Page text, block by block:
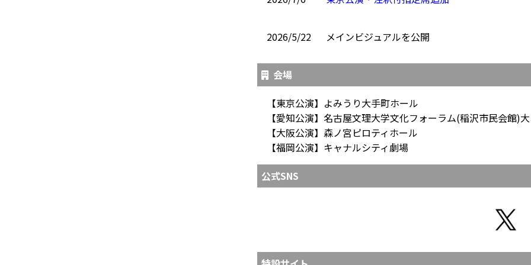
2026/5/22 メインビジュアルを公開
会場
【東京公演】よみうり大手町ホール
【愛知公演】名古屋文理大学文化フォーラム(稲沢市民会館)
【大阪公演】森ノ宮ピロティホール
【福岡公演】キャナルシティ劇場
公式SNS